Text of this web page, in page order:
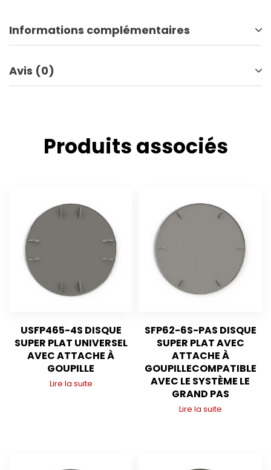
Informations complémentaires
Avis (0)
Produits associés
USFP465-4S DISQUE
SUPER PLAT UNIVERSEL
AVEC ATTACHE À
GOUPILLE
Lire la suite
SFP62-6S-PAS DISQUE
SUPER PLAT AVEC
ATTACHE À
GOUPILLECOMPATIBLE
AVEC LE SYSTÈME LE
GRAND PAS
Lire la suite